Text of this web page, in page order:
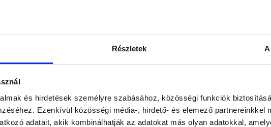
Részletek
és hirdetések személyre szabásához, közösségi funkciók
Ezenkívül közösségi média-, hirdető- és elemező partnereinkkel
adatait, akik kombinálhatják az adatokat más olyan adatokkal,